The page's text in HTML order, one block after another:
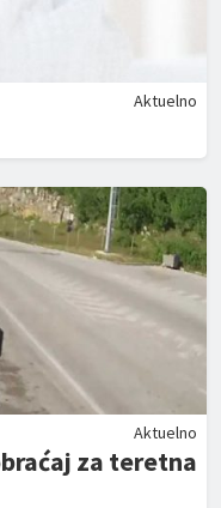
Aktuelno
Aktuelno
za teretna